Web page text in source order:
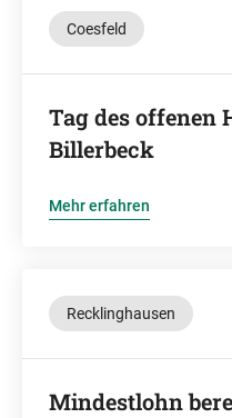
Coesfeld
Tag des offenen
Billerbeck
Mehr erfahren
Recklinghausen
Mindestlohn